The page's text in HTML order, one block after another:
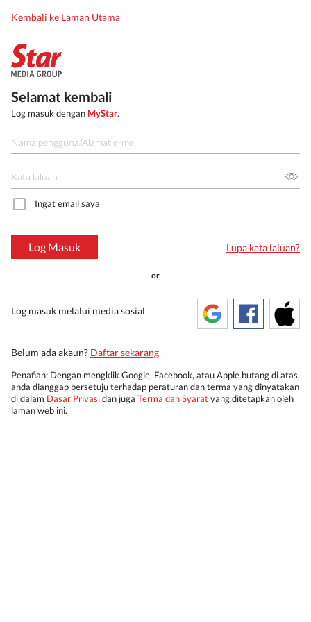
Kembali ke Laman Utama
Selamat kembali
Log masuk dengan MyStar.
Ingat email saya
Log Masuk Lupa kata laluan?
or
Log masuk melalui media sosial
Belum ada akaun? Daftar sekarang
Penafian: Dengan mengklik Google, Facebook, atau Apple butang di atas,
anda dianggap bersetuju terhadap peraturan dan terma yang dinyatakan
di dalam Dasar Privasidan juga Terma dan Syaratyang ditetapkan oleh
laman web ini.